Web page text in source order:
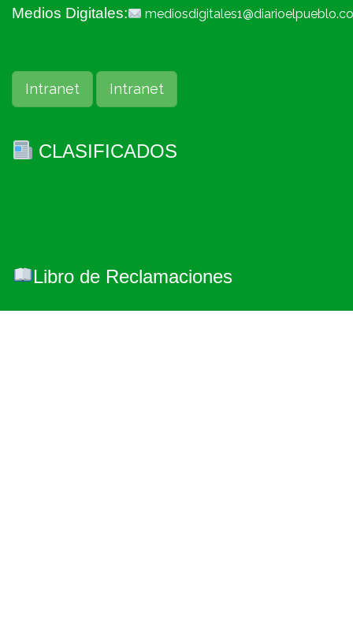
Medios Digitales:
Intranet Intranet
CLASIFICADOS
Libro de Reclamaciones